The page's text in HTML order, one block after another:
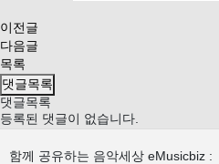
이전글
다음글
목록
댓글목록
댓글목록
등록된 댓글이 없습니다.
함께 공유하는 음악세상 eMusicbiz :